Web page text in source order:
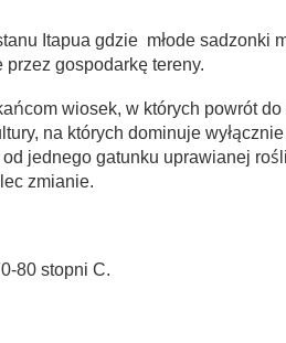
Itapua gdzie młode sadzonki
gospodarkę tereny.
wiosek, w których powrót do
na których dominuje
jednego gatunku uprawianej
zmianie.
80 stopni C.